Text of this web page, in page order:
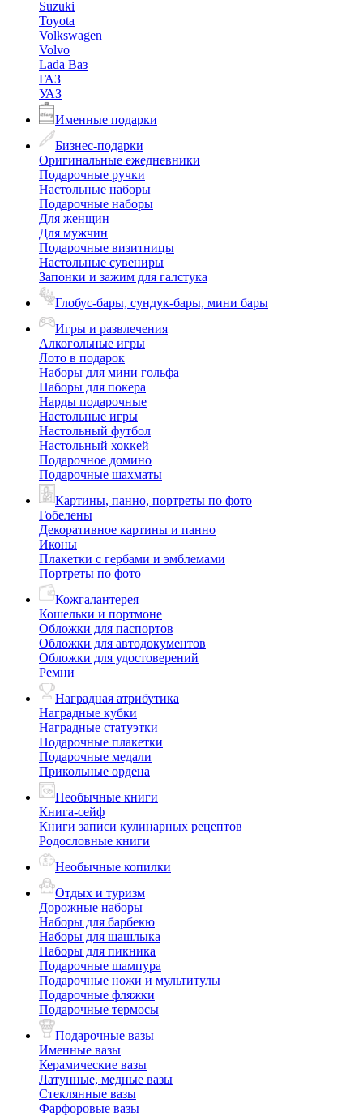
Suzuki
Toyota
Volkswagen
Volvo
Lada Ваз
ГАЗ
УАЗ
Именные подарки
Бизнес-подарки
Оригинальные ежедневники
Подарочные ручки
Настольные наборы
Подарочные наборы
Для женщин
Для мужчин
Подарочные визитницы
Настольные сувениры
Запонки и зажим для галстука
Глобус-бары, сундук-бары, мини бары
Игры и развлечения
Алкогольные игры
Лото в подарок
Наборы для мини гольфа
Наборы для покера
Нарды подарочные
Настольные игры
Настольный футбол
Настольный хоккей
Подарочное домино
Подарочные шахматы
Картины, панно, портреты по фото
Гобелены
Декоративное картины и панно
Иконы
Плакетки с гербами и эмблемами
Портреты по фото
Кожгалантерея
Кошельки и портмоне
Обложки для паспортов
Обложки для автодокументов
Обложки для удостоверений
Ремни
Наградная атрибутика
Наградные кубки
Наградные статуэтки
Подарочные плакетки
Подарочные медали
Прикольные ордена
Необычные книги
Книга-сейф
Книги записи кулинарных рецептов
Родословные книги
Необычные копилки
Отдых и туризм
Дорожные наборы
Наборы для барбекю
Наборы для шашлыка
Наборы для пикника
Подарочные шампура
Подарочные ножи и мультитулы
Подарочные фляжки
Подарочные термосы
Подарочные вазы
Именные вазы
Керамические вазы
Латунные, медные вазы
Стеклянные вазы
Фарфоровые вазы